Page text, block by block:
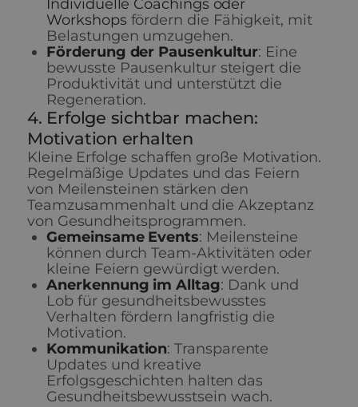
Individuelle Coachings oder
Workshops fördern die Fähigkeit, mit
Belastungen umzugehen.
Förderung der Pausenkultur: Eine
bewusste Pausenkultur steigert die
Produktivität und unterstützt die
Regeneration.
4. Erfolge sichtbar machen:
Motivation erhalten
Kleine Erfolge schaffen große Motivation.
Regelmäßige Updates und das Feiern
von Meilensteinen stärken den
Teamzusammenhalt und die Akzeptanz
von Gesundheitsprogrammen.
Gemeinsame Events: Meilensteine
können durch Team-Aktivitäten oder
kleine Feiern gewürdigt werden.
Anerkennung im Alltag: Dank und
Lob für gesundheitsbewusstes
Verhalten fördern langfristig die
Motivation.
Kommunikation: Transparente
Updates und kreative
Erfolgsgeschichten halten das
Gesundheitsbewusstsein wach.